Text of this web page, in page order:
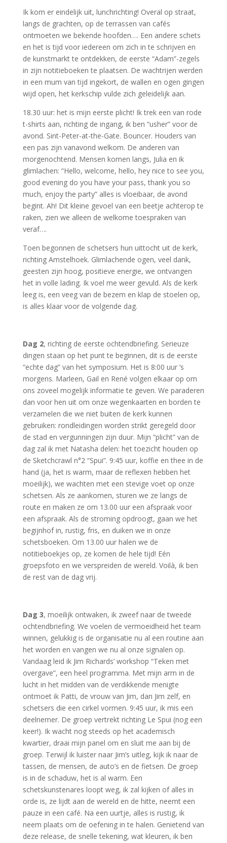
Ik kom er eindelijk uit, lunchrichting! Overal op straat,
langs de grachten, op de terrassen van cafés
ontmoeten we bekende hoofden…. Een andere schets
en het is tijd voor iedereen om zich in te schrijven en
de kunstmarkt te ontdekken, de eerste “Adam”-zegels
in zijn notitieboeken te plaatsen. De wachtrijen werden
in een mum van tijd ingekort, de wallen en ogen gingen
wijd open, het kerkschip vulde zich geleidelijk aan.
18.30 uur: het is mijn eerste plicht! Ik trek een van rode
t-shirts aan, richting de ingang, ik ben “usher” voor de
avond. Sint-Peter-at-the-Gate. Bouncer. Houders van
een pas zijn vanavond welkom. De anderen van
morgenochtend. Mensen komen langs, Julia en ik
glimlachen: “Hello, welcome, hello, hey nice to see you,
good evening do you have your pass, thank you so
much, enjoy the party” alles is vloeibaar, de avond
begint. Ah! Dit kleine gevoel van een beetje achterop te
raken, zien we alleen de welkome toespraken van
veraf….
Toen begonnen de schetsers hun uittocht uit de kerk,
richting Amstelhoek. Glimlachende ogen, veel dank,
geesten zijn hoog, positieve energie, we ontvangen
het in volle lading. Ik voel me weer gevuld. Als de kerk
leeg is, een veeg van de bezem en klap de stoelen op,
is alles klaar voor de volgende dag.
Dag 2, richting de eerste ochtendbriefing. Serieuze
dingen staan op het punt te beginnen, dit is de eerste
“echte dag” van het symposium. Het is 8:00 uur ‘s
morgens. Marleen, Gail en René volgen elkaar op om
ons zoveel mogelijk informatie te geven. We paraderen
dan voor hen uit om onze wegenkaarten en borden te
verzamelen die we niet buiten de kerk kunnen
gebruiken: rondleidingen worden strikt geregeld door
de stad en vergunningen zijn duur. Mijn “plicht” van de
dag zal ik met Natasha delen: het toezicht houden op
de Sketchcrawl n°2 “Spui”. 9:45 uur, koffie en thee in de
hand (ja, het is warm, maar de reflexen hebben het
moeilijk), we wachten met een stevige voet op onze
schetsen. Als ze aankomen, sturen we ze langs de
route en maken ze om 13.00 uur een afspraak voor
een afspraak. Als de stroming opdroogt, gaan we het
begijnhof in, rustig, fris, en duiken we in onze
schetsboeken. Om 13.00 uur halen we de
notitieboekjes op, ze komen de hele tijd! Eén
groepsfoto en we verspreiden de wereld. Voilà, ik ben
de rest van de dag vrij.
Dag 3, moeilijk ontwaken, ik zweef naar de tweede
ochtendbriefing. We voelen de vermoeidheid het team
winnen, gelukkig is de organisatie nu al een routine aan
het worden en vangen we nu al onze signalen op.
Vandaag leid ik Jim Richards’ workshop “Teken met
overgave”, een heel programma. Met mijn arm in de
lucht in het midden van de verdikkende menigte
ontmoet ik Patti, de vrouw van Jim, dan Jim zelf, en
schetsers die een cirkel vormen. 9:45 uur, ik mis een
deelnemer. De groep vertrekt richting Le Spui (nog een
keer!). Ik wacht nog steeds op het academisch
kwartier, draai mijn panel om en sluit me aan bij de
groep. Terwijl ik luister naar Jim’s uitleg, kijk ik naar de
tassen, de mensen, de auto’s en de fietsen. De groep
is in de schaduw, het is al warm. Een
schetskunstenares loopt weg, ik zal kijken of alles in
orde is, ze lijdt aan de wereld en de hitte, neemt een
pauze in een café. Na een uurtje, alles is rustig, ik
neem plaats om de oefening in te halen. Genietend van
deze release, de snelle tekening, wat kleuren, ik ben